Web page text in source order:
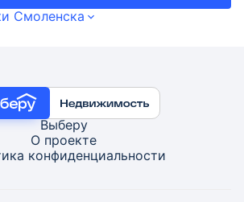
Смоленска
Выберу
О проекте
конфиденциальности